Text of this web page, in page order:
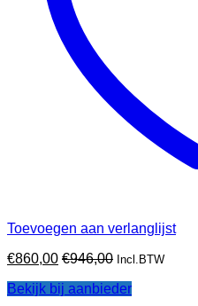
Toevoegen aan verlanglijst
€860,00 €946,00 Incl.BTW
Bekijk bij aanbieder